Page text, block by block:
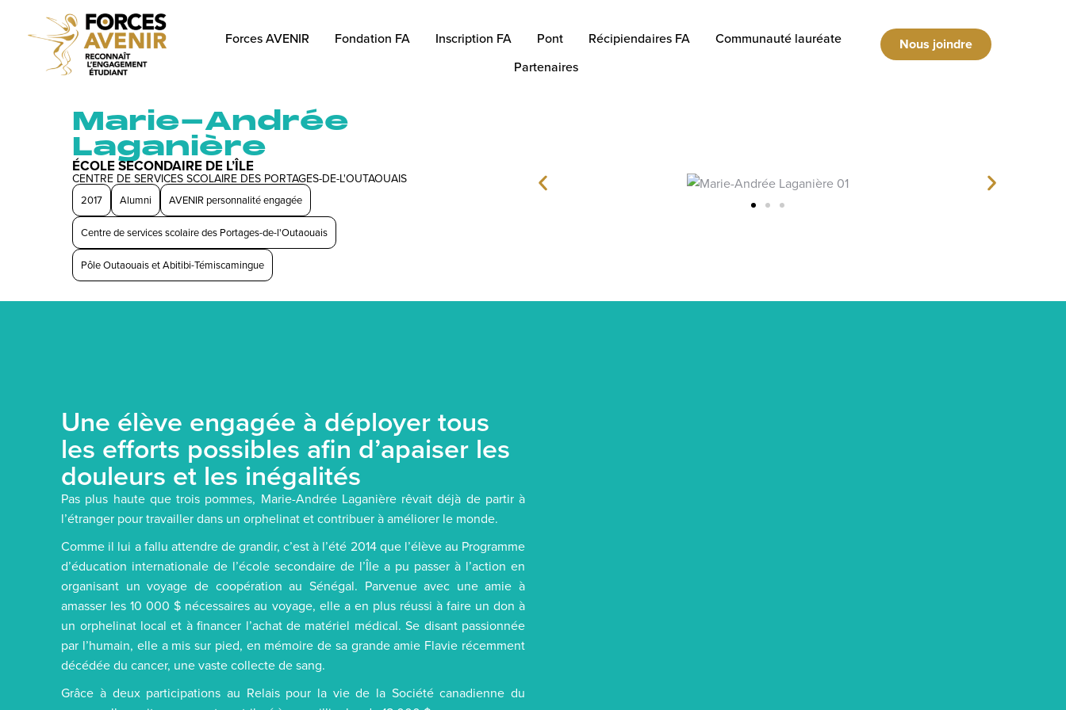
Forces AVENIR Fondation FA Inscription FA Pont Récipiendaires FA
Communauté lauréate
Partenaires
Nous joindre
Marie-Andrée
Laganière
ÉCOLE SECONDAIRE DE L’ÎLE
CENTRE DE SERVICES SCOLAIRE DES PORTAGES-DE-L'OUTAOUAIS
2017 Alumni AVENIR personnalité engagée
Centre de services scolaire des Portages-de-l'Outaouais
Pôle Outaouais et Abitibi-Témiscamingue
Une élève engagée à déployer tous
les efforts possibles afin d’apaiser les
douleurs et les inégalités
Pas plus haute que trois pommes, Marie-Andrée Laganière rêvait déjà de partir à
l’étranger pour travailler dans un orphelinat et contribuer à améliorer le monde.
Comme il lui a fallu attendre de grandir, c’est à l’été 2014 que l’élève au Programme
d’éducation internationale de l’école secondaire de l’Île a pu passer à l’action en
organisant un voyage de coopération au Sénégal. Parvenue avec une amie à
amasser les 10 000 $ nécessaires au voyage, elle a en plus réussi à faire un don à
un orphelinat local et à financer l’achat de matériel médical. Se disant passionnée
par l’humain, elle a mis sur pied, en mémoire de sa grande amie Flavie récemment
décédée du cancer, une vaste collecte de sang.
Grâce à deux participations au Relais pour la vie de la Société canadienne du